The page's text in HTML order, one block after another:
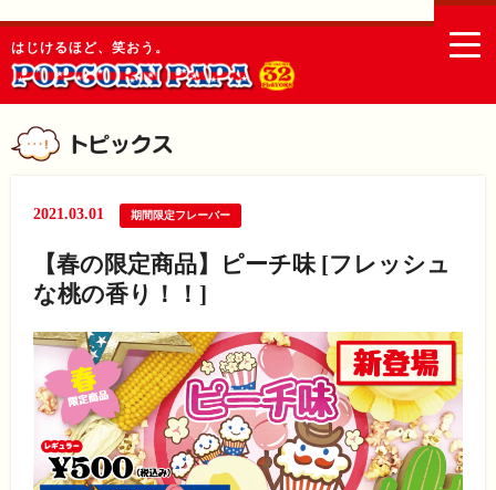
はじけるほど、笑おう。
2021.03.01 期間限定フレーバー
【春の限定商品】ピーチ味 [フレッシュ
な桃の香り！！]